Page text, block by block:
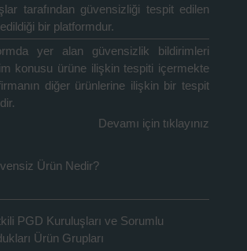
tarafından güvensizliği tespit edilen
bir platformdur.
yer alan güvensizlik bildirimleri
konusu ürüne ilişkin tespiti içermekte
diğer ürünlerine ilişkin bir tespit
Devamı için tıklayınız
Ürün Nedir?
PGD Kuruluşları ve Sorumlu
Ürün Grupları